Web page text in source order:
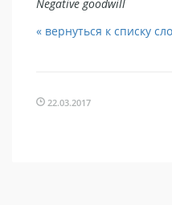
Negative goodwill
« вернуться к списку
22.03.2017